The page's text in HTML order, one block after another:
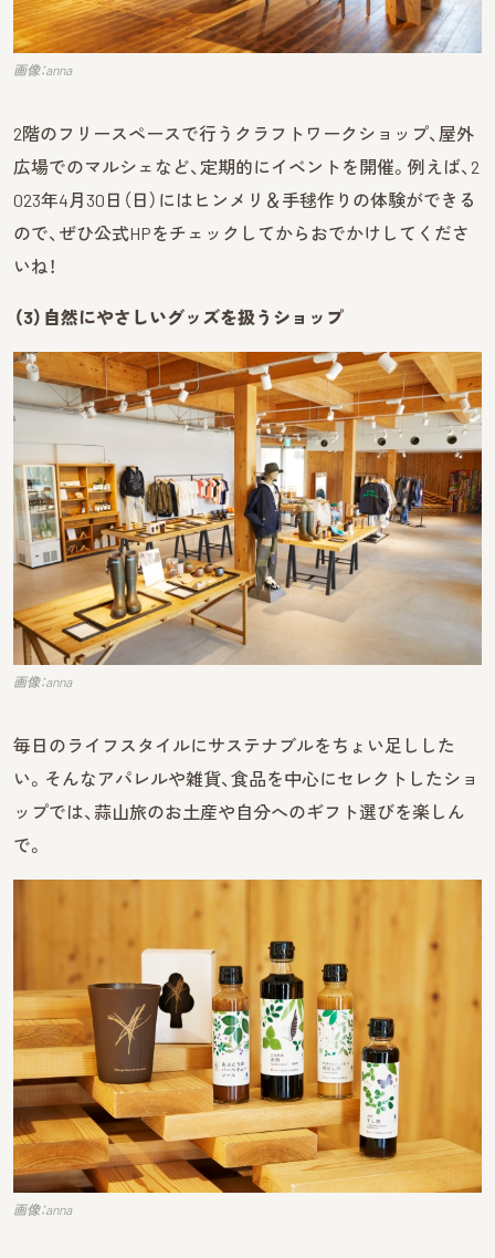
画像：anna
2階のフリースペースで行うクラフトワークショップ、屋外
広場でのマルシェなど、定期的にイベントを開催。例えば、2
023年4月30日（日）にはヒンメリ＆手毬作りの体験ができる
ので、ぜひ公式HPをチェックしてからおでかけしてくださ
いね！
（3）自然にやさしいグッズを扱うショップ
画像：anna
毎日のライフスタイルにサステナブルをちょい足しした
い。そんなアパレルや雑貨、食品を中心にセレクトしたショ
ップでは、蒜山旅のお土産や自分へのギフト選びを楽しん
で。
画像：anna